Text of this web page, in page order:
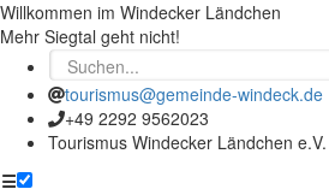
Willkommen im Windecker Ländchen
Mehr Siegtal geht nicht!
tourismus@gemeinde-windeck.de
+49 2292 9562023
Tourismus Windecker Ländchen e.V.
☰